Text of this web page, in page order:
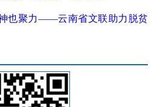
也聚力——云南省文联助力脱贫